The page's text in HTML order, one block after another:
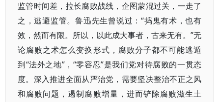
监管时间差，拉长腐败战线，企图蒙混过关，一走了
之，逃避监管。鲁迅先生曾说过：“捣鬼有术，也有
效，然而有限。所以，以此成大事者，古来无有。”无
论腐败之术怎么变换形式，腐败分子都不可能逃遁
到“法外之地”，“零容忍”是我们党对待腐败的一贯态
度。深入推进全面从严治党，需要坚决整治不正之风
和腐败问题，遏制腐败增量，进而铲除腐败滋生土